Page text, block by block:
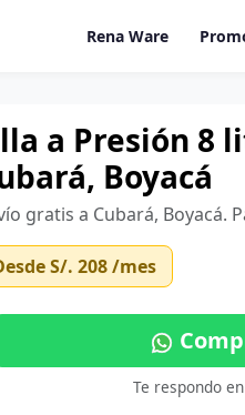
Rena Ware
a Presión 8
Boyacá
gratis a Cubará, Boyacá.
S/. 208/mes
Te respondo